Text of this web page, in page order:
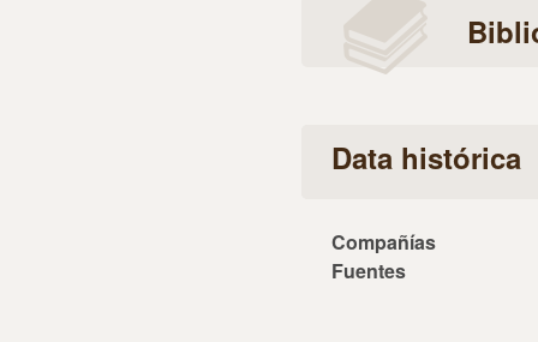
Data histórica
Compañías
Fuentes